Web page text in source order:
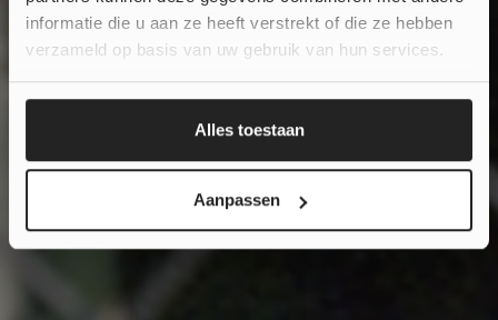
informatie die u aan ze heeft verstrekt of die ze hebben
verzameld op basis van uw gebruik van hun services.
Alles toestaan
Aanpassen
LOVE THEM ALL.”
- Bernardo (9), Rio de Janeiro.
Ja, klinkt goed!
Nee, ik wil geen korting...